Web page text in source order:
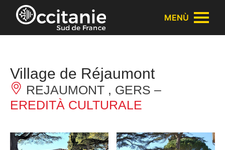
Pannello di gestione dei cookies
MENÙ
Village de Réjaumont
REJAUMONT , GERS –
EREDITÀ CULTURALE